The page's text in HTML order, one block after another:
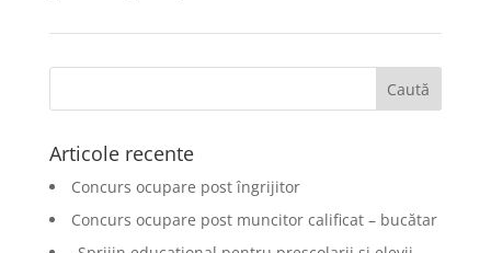
Articole recente
Concurs ocupare post îngrijitor
Concurs ocupare post muncitor calificat – bucătar